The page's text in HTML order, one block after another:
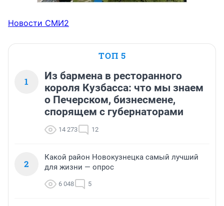
Новости СМИ2
ТОП 5
1
Из бармена в ресторанного
короля Кузбасса: что мы знаем
о Печерском, бизнесмене,
спорящем с губернаторами
14 273 12
2
Какой район Новокузнецка самый лучший
для жизни — опрос
6 048 5